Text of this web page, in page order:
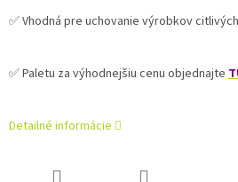
✅ Vhodná pre uchovanie výrobkov citlivých
✅ Paletu za výhodnejšiu cenu objednajte
Detailné informácie